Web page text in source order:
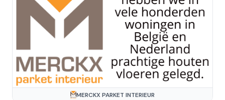
MERCKX PARKET INTERIEUR